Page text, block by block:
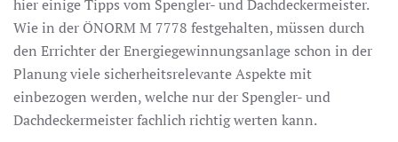
hier einige Tipps vom Spengler- und Dachdeckermeister.
Wie in der ÖNORM M 7778 festgehalten, müssen durch
den Errichter der Energiegewinnungsanlage schon in der
Planung viele sicherheitsrelevante Aspekte mit
einbezogen werden, welche nur der Spengler- und
Dachdeckermeister fachlich richtig werten kann.